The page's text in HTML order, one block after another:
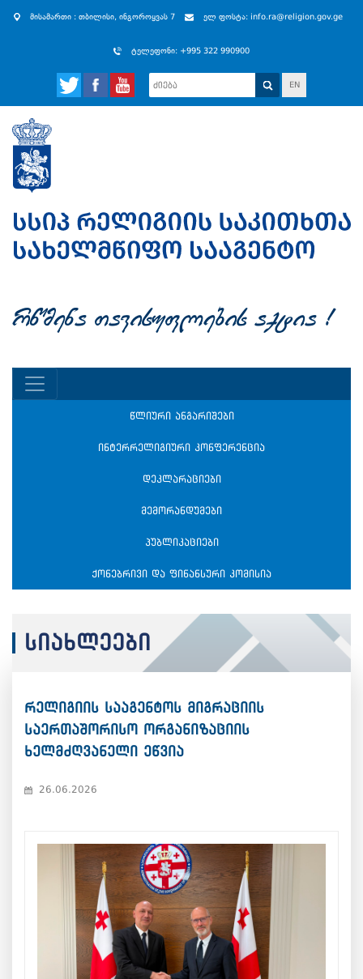
მისამართი : თბილისი, ინგოროყვას 7 ელ ფოსტა: info.ra@religion.gov.ge
ტელეფონი: +995 322 990900
EN
rwmena Tavisuflebis aqtia !
წლიური ანგარიშები
ინტერრელიგიური კონფერენცია
დეკლარაციები
მემორანდუმები
პუბლიკაციები
ქონებრივი და ფინანსური კომისია
სიახლეები
რელიგიის სააგენტოს მიგრაციის
საერთაშორისო ორგანიზაციის
ხელმძღვანელი ეწვია
26.06.2026